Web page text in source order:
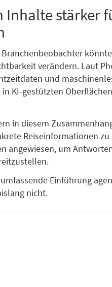
Inhalte stärker
verändern. Laut
und
KI-gestützten
in diesem
Reiseinformationen zu
angewiesen, um
Einführung
nicht.